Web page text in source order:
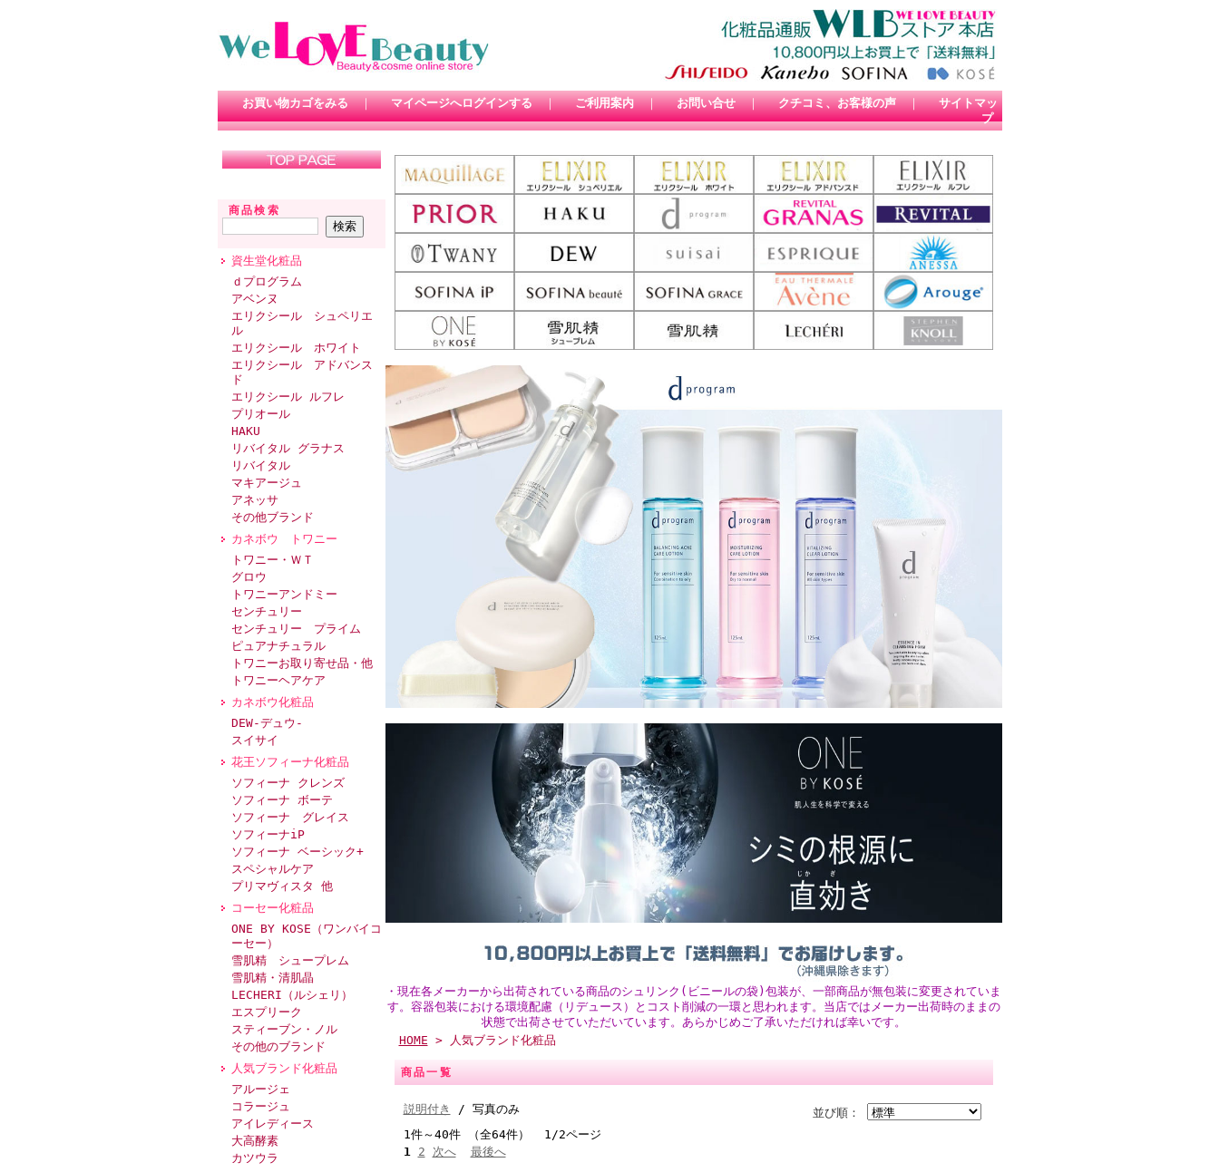
お買い物カゴをみる ｜ マイページへログインする ｜ ご利用案内 ｜ お問い合せ ｜ クチコミ、お客様の声 ｜
サイトマッ
プ
商品検索
資生堂化粧品
ｄプログラム
アベンヌ
エリクシール シュペリエ
ル
エリクシール ホワイト
エリクシール アドバンス
ド
エリクシール ルフレ
プリオール
HAKU
リバイタル グラナス
リバイタル
マキアージュ
アネッサ
その他ブランド
カネボウ トワニー
トワニー・ＷＴ
グロウ
トワニーアンドミー
センチュリー
センチュリー プライム
ピュアナチュラル
トワニーお取り寄せ品・他
トワニーヘアケア
カネボウ化粧品
DEW-デュウ-
スイサイ
花王ソフィーナ化粧品
ソフィーナ クレンズ
ソフィーナ ボーテ
ソフィーナ グレイス
ソフィーナiP
ソフィーナ ベーシック+
スペシャルケア
プリマヴィスタ 他
コーセー化粧品
ONE BY KOSE（ワンバイコ
ーセー）
雪肌精 シュープレム
雪肌精・清肌晶
LECHERI（ルシェリ）
エスプリーク
スティーブン・ノル
その他のブランド
人気ブランド化粧品
アルージェ
コラージュ
アイレディース
大高酵素
カツウラ
・ 現在各メーカーから出荷されている商品のシュリンク(ビニールの袋)包装が、一部商品が無包装に変更されていま
す。容器包装における環境配慮（リデュース）とコスト削減の一環と思われます。当店ではメーカー出荷時のままの
状態で出荷させていただいています。あらかじめご了承いただければ幸いです。
HOME > 人気ブランド化粧品
商品一覧
並び順：
説明付き
/ 写真のみ
1件～40件 （全64件） 1/2ページ
1
2 次へ 最後へ